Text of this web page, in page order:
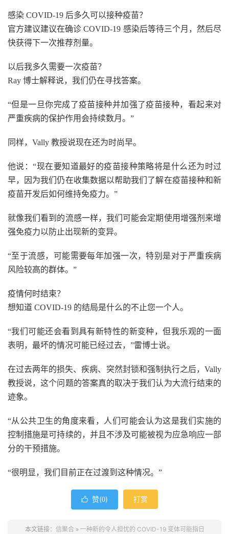
感染 COVID-19 后多久可以接种疫苗？
官方建议建议在确诊 COVID-19 感染后等待三个月，然后尽
快获得下一次推荐剂量。
以后我多久需要一次疫苗？
Ray 博士解释说，我们仍在寻找答案。
“但是一旦你完成了疫苗接种并加强了疫苗接种，看起来对
严重疾病的保护作用会持续数月。”
同样，Vally 教授说现在还为时尚早。
他说：“现在要知道最好的疫苗接种策略将是什么还为时过
早，因为我们仍在收集数据以帮助我们了解在疫苗接种和新
疫苗开发后如何维持免疫力。”
就像我们看到的流感一样，我们可能会定期使用增强剂来增
强免疫力以防止出现新的变异。
“至于流感，可能需要每年加强一次，特别是对于严重疾病
风险较高的群体。”
疫情何时结束？
想知道 COVID-19 的结局是什么的不止您一个人。
“我们可能还会看到具有新特性的新变种，但我乐观的一面
表明，最坏的情况可能已经过去，”雷博士说。
在过去两年的损失、疾病、突然封锁和强制执行之后，Vally
教授说，这个问题的答案真的取决于我们认为大流行结束的
迹象。
“从公共卫生的角度来看，人们可能会认为这是我们实施的
控制措施是可持续的，并且不涉及可能被视为应急响应一部
分的干预措施。
“很明显，我们目前正在过渡到这种情况。”
 赞(0) 打赏
本文链接： 信聚合» 一种新的令人担忧的 COVID-19 变体可能指日